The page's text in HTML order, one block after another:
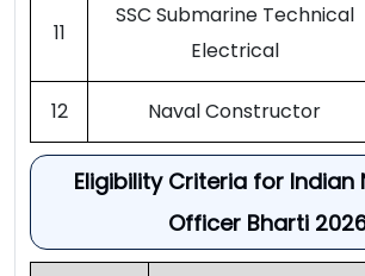
11
SSC Submarine Technical
Electrical
12 Naval Constructor
Eligibility Criteria for Indian
Officer Bharti